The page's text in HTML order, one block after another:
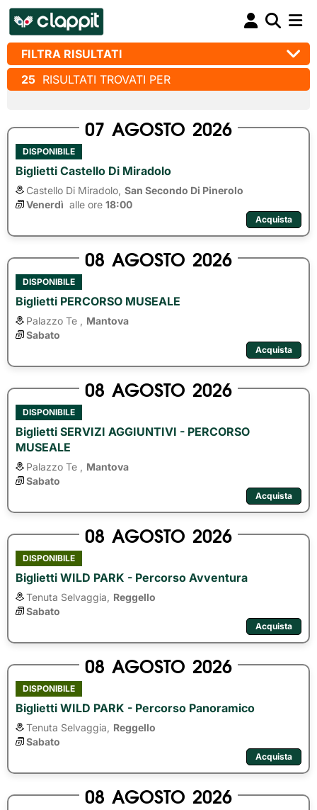
FILTRA RISULTATI
25 RISULTATI TROVATI PER
07 AGOSTO 2026
DISPONIBILE
Biglietti Castello Di Miradolo
Castello Di Miradolo, San Secondo Di Pinerolo
Venerdì alle ore 18:00
Acquista
08 AGOSTO 2026
DISPONIBILE
Biglietti PERCORSO MUSEALE
Palazzo Te ,
Mantova
Sabato
Acquista
08 AGOSTO 2026
DISPONIBILE
Biglietti SERVIZI AGGIUNTIVI - PERCORSO
MUSEALE
Palazzo Te ,
Mantova
Sabato
Acquista
08 AGOSTO 2026
DISPONIBILE
Biglietti WILD PARK - Percorso Avventura
Tenuta Selvaggia,
Reggello
Sabato
Acquista
08 AGOSTO 2026
DISPONIBILE
Biglietti WILD PARK - Percorso Panoramico
Tenuta Selvaggia,
Reggello
Sabato
Acquista
08 AGOSTO 2026